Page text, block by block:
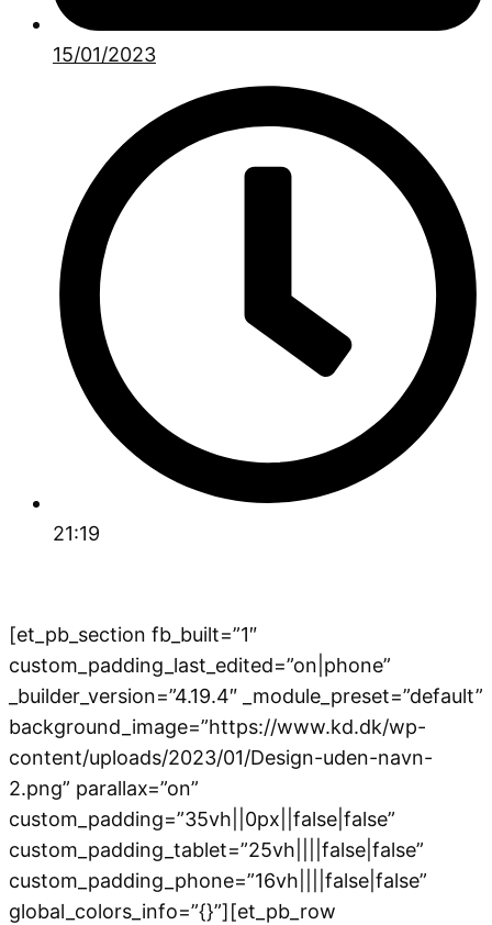
15/01/2023
21:19
[et_pb_section fb_built=”1″
custom_padding_last_edited=”on|phone”
_builder_version=”4.19.4″ _module_preset=”default”
background_image=”https://www.kd.dk/wp-
content/uploads/2023/01/Design-uden-navn-
2.png” parallax=”on”
custom_padding=”35vh||0px||false|false”
custom_padding_tablet=”25vh||||false|false”
custom_padding_phone=”16vh||||false|false”
global_colors_info=”{}”][et_pb_row